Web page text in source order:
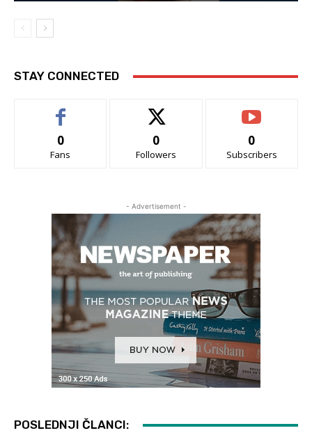
STAY CONNECTED
0
Fans
0
Followers
0
Subscribers
- Advertisement -
POSLEDNJI ČLANCI: